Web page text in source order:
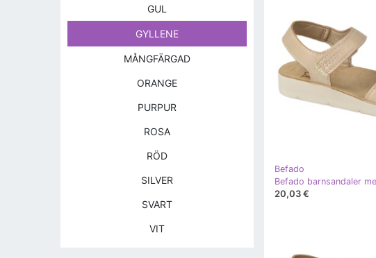
Befado
20,03 €
GUL
GYLLENE
MÅNGFÄRGAD
ORANGE
PURPUR
ROSA
RÖD
SILVER
SVART
VIT